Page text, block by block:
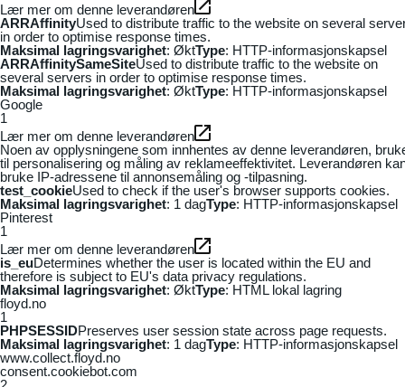
Lær mer om denne leverandøren
ARRAffinityUsed to distribute traffic to the website on several
in order to optimise response times.
Maksimal lagringsvarighet: ØktType: HTTP-informasjonskapsel
ARRAffinitySameSiteUsed to distribute traffic to the website on
several servers in order to optimise response times.
Maksimal lagringsvarighet: ØktType: HTTP-informasjonskapsel
Google
1
Lær mer om denne leverandøren
Noen av opplysningene som innhentes av denne leverandøren,
til personalisering og måling av reklameeffektivitet. Leverandøren
bruke IP-adressene til annonsemåling og -tilpasning.
test_cookieUsed to check if the user's browser supports cookies.
Maksimal lagringsvarighet: 1 dagType: HTTP-informasjonskapsel
Pinterest
1
Lær mer om denne leverandøren
is_euDetermines whether the user is located within the EU and
therefore is subject to EU's data privacy regulations.
Maksimal lagringsvarighet: ØktType: HTML lokal lagring
floyd.no
1
PHPSESSIDPreserves user session state across page requests.
Maksimal lagringsvarighet: 1 dagType: HTTP-informasjonskapsel
www.collect.floyd.no
consent.cookiebot.com